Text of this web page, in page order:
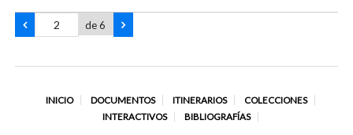
de 6
INICIO DOCUMENTOS ITINERARIOS
COLECCIONES
INTERACTIVOS
BIBLIOGRAFÍAS